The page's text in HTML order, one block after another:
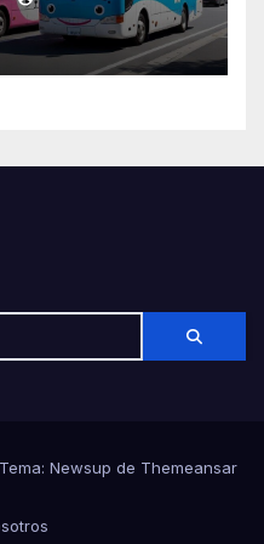
y disciplina
Tema: Newsup de Themeansar